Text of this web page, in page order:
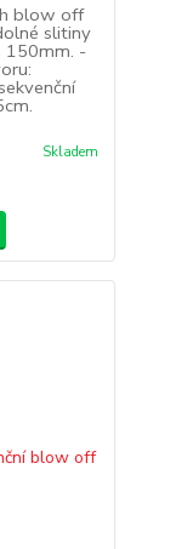
blow off
slitiny
150mm. -
Skladem